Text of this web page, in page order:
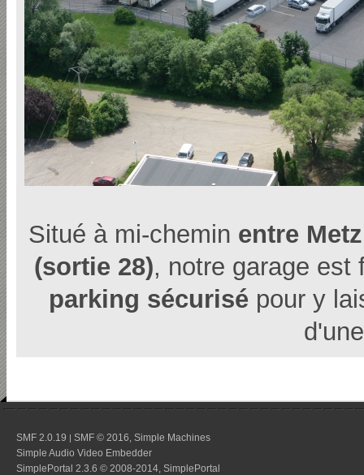
Situé à mi-chemin entre
(sortie 28), notre garage est
parking sécurisé pour y
SMF 2.0.19 | SMF © 2016 Simple Machines
Simple Audio Video Embedder
SimplePortal 2.3.6 © 2008-2014, SimplePortal